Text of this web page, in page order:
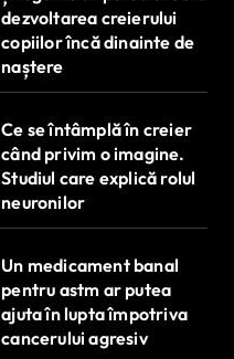
dezvoltarea creierului
copiilor încă dinainte de
naștere
Ce se întâmplă în creier
când privim o imagine.
Studiul care explică rolul
neuronilor
Un medicament banal
pentru astm ar putea
ajuta în lupta împotriva
cancerului agresiv